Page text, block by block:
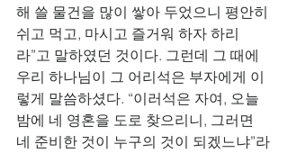
해 쓸 물건을 많이 쌓아 두었으니 평안히
쉬고 먹고, 마시고 즐거워 하자 하리
라”고 말하였던 것이다. 그런데 그 때에
우리 하나님이 그 어리석은 부자에게 이
렇게 말씀하셨다. “이러석은 자여, 오늘
밤에 네 영혼을 도로 찾으리니, 그러면
네 준비한 것이 누구의 것이 되겠느냐”라